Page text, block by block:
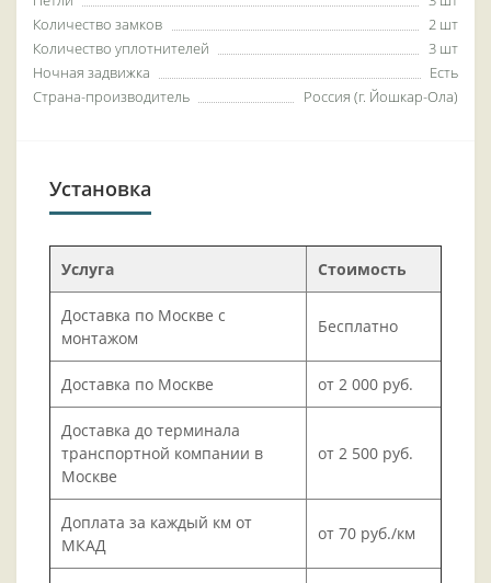
Количество замков
2 шт
Количество уплотнителей
3 шт
Ночная задвижка
Есть
Страна-производитель
Россия (г. Йошкар-Ола)
Установка
Услуга Стоимость
Доставка по Москве с
монтажом
Бесплатно
Доставка по Москве от 2 000 руб.
Доставка до терминала
транспортной компании в
Москве
от 2 500 руб.
Доплата за каждый км от
МКАД
от 70 руб./км